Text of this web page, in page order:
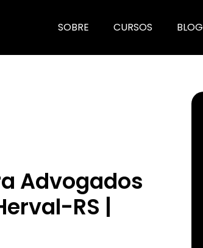
SOBRE CURSOS BLOG
Advogados
RS |